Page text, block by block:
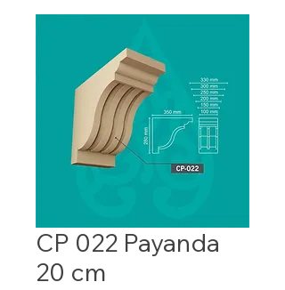
CP 022 Payanda
20 cm